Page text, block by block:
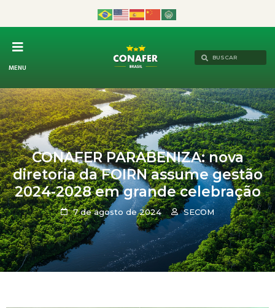
MENU
CONAFER PARABENIZA: nova
diretoria da FOIRN assume gestão
2024-2028 em grande celebração
7 de agosto de 2024 SECOM